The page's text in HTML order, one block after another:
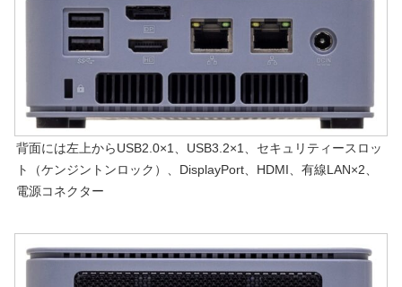
背面には左上からUSB2.0×1、USB3.2×1、セキュリティースロッ
ト（ケンジントンロック）、DisplayPort、HDMI、有線LAN×2、
電源コネクター